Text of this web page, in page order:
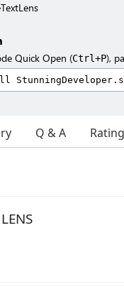
Quick Open (Ctrl+P),
Q & A